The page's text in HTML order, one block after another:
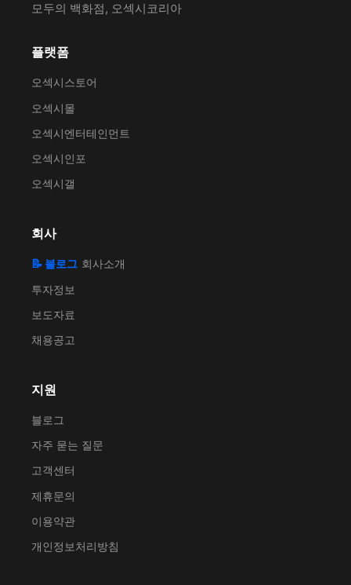
모두의 백화점, 오섹시코리아
플랫폼
오섹시스토어
오섹시몰
오섹시엔터테인먼트
오섹시인포
오섹시갤
회사
📝 블로그 회사소개
투자정보
보도자료
채용공고
지원
블로그
자주 묻는 질문
고객센터
제휴문의
이용약관
개인정보처리방침